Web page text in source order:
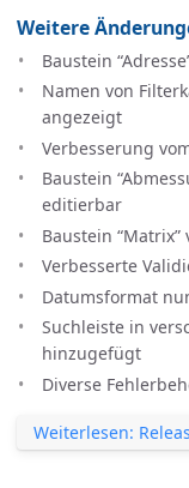
Weitere
Baustein
Namen von
angezeigt
Verbesserung
Baustein
editierbar
Baustein
Verbesserte
Datumsformat
Suchleiste in
hinzugefügt
Diverse
Weiterlesen: